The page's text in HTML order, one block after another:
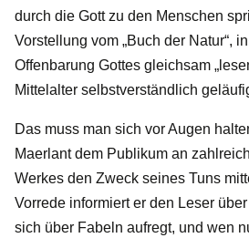
durch die Gott zu den Menschen
Vorstellung vom „Buch der Natur“,
Offenbarung Gottes gleichsam
Mittelalter selbstverständlich
Das muss man sich vor Augen
Maerlant dem Publikum an
Werkes den Zweck seines Tuns
Vorrede informiert er den Leser
sich über Fabeln aufregt, und wen